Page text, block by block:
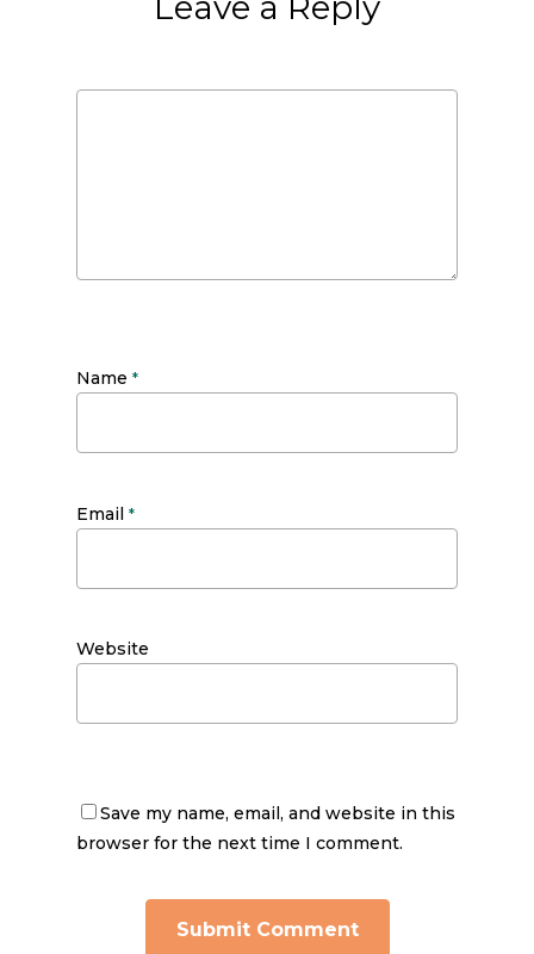
Name *
Email *
Website
Save my name, email, and website in this
browser for the next time I comment.